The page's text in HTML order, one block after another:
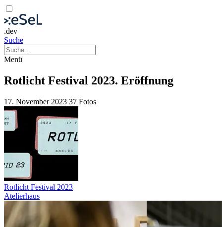
.dev
Suche
Menü
Rotlicht Festival 2023. Eröffnung
17. November 2023 37 Fotos
Rotlicht Festival 2023
Atelierhaus